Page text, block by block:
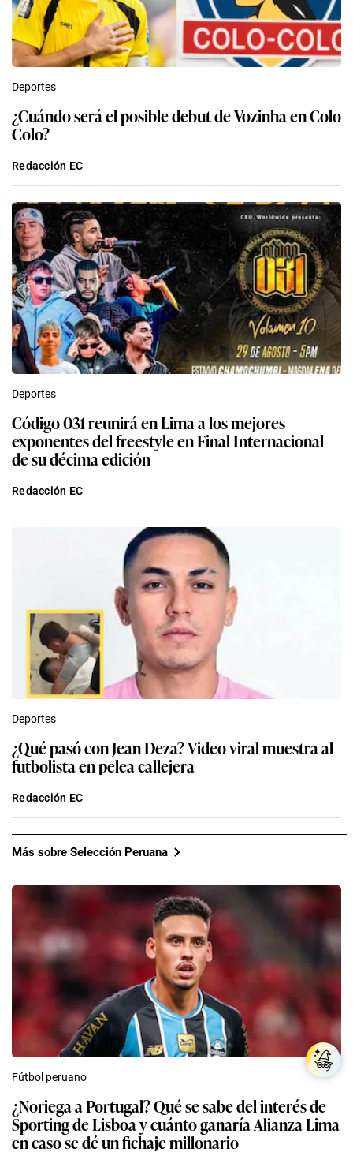
Deportes
¿Cuándo será el posible debut de Vozinha en Colo
Colo?
Redacción EC
Deportes
Código 031 reunirá en Lima a los mejores
exponentes del freestyle en Final Internacional
de su décima edición
Redacción EC
Deportes
¿Qué pasó con Jean Deza? Video viral muestra al
futbolista en pelea callejera
Redacción EC
Más sobre Selección Peruana
Fútbol peruano
¿Noriega a Portugal? Qué se sabe del interés de
Sporting de Lisboa y cuánto ganaría Alianza Lima
en caso se dé un fichaje millonario